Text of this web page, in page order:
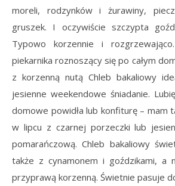
moreli, rodzynków i żurawiny,
gruszek. I oczywiście szczypta
Typowo korzennie i
piekarnika roznoszący się po całym
z korzenną nutą Chleb bakaliowy
jesienne weekendowe śniadanie.
domowe powidła lub konfiturę – mam
w lipcu z czarnej porzeczki lub
pomarańczową. Chleb bakaliowy
także z cynamonem i goździkami, a
przyprawą korzenną. Świetnie pasuje